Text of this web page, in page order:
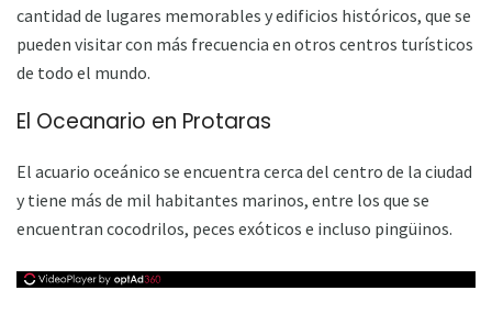
cantidad de lugares memorables y edificios históricos, que se
pueden visitar con más frecuencia en otros centros turísticos
de todo el mundo.
El Oceanario en Protaras
El acuario oceánico se encuentra cerca del centro de la ciudad
y tiene más de mil habitantes marinos, entre los que se
encuentran cocodrilos, peces exóticos e incluso pingüinos.